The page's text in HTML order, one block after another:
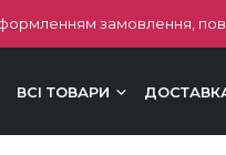
замовлення,
ВСІ ТОВАРИ